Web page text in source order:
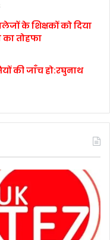
के शिक्षकों को दिया
तोहफा
की जाँच हो:रघुनाथ